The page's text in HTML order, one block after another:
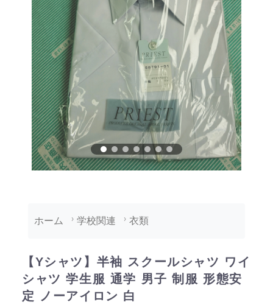
ホーム 学校関連 衣類
【Yシャツ】半袖 スクールシャツ ワイ
シャツ 学生服 通学 男子 制服 形態安
定 ノーアイロン 白